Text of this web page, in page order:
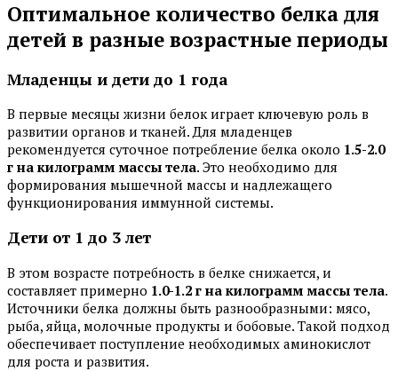
Оптимальное количество белка для
детей в разные возрастные периоды
Младенцы и дети до 1 года
В первые месяцы жизни белок играет ключевую роль в
развитии органов и тканей. Для младенцев
рекомендуется суточное потребление белка около 1.5-2.0
г на килограмм массы тела. Это необходимо для
формирования мышечной массы и надлежащего
функционирования иммунной системы.
Дети от 1 до 3 лет
В этом возрасте потребность в белке снижается, и
составляет примерно 1.0-1.2 г на килограмм массы тела.
Источники белка должны быть разнообразными: мясо,
рыба, яйца, молочные продукты и бобовые. Такой подход
обеспечивает поступление необходимых аминокислот
для роста и развития.